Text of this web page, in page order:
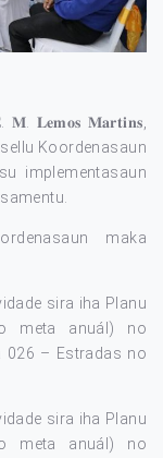
𝐌. 𝐋𝐞𝐦𝐨𝐬 𝐌𝐚𝐫𝐭𝐢𝐧𝐬,
Koordenasaun
implementasaun
maka
sira iha Planu
meta anuál) no
026 – Estradas no
sira iha Planu
meta anuál) no